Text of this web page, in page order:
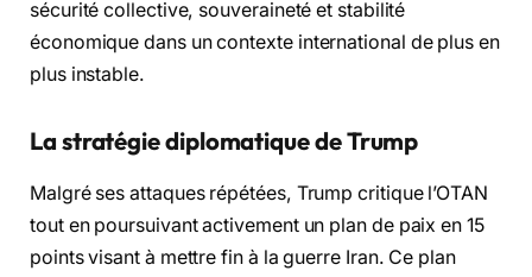
sécurité collective, souveraineté et stabilité
économique dans un contexte international de plus en
plus instable.
La stratégie diplomatique de Trump
Malgré ses attaques répétées, Trump critique l’OTAN
tout en poursuivant activement un plan de paix en 15
points visant à mettre fin à la guerre Iran. Ce plan